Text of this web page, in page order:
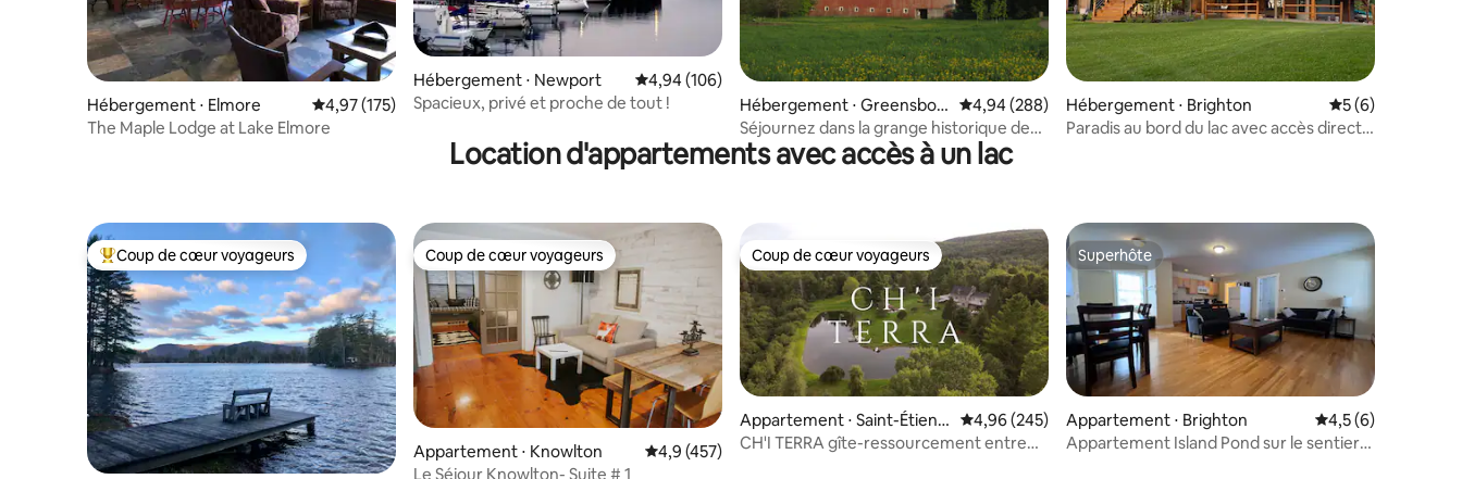
Hébergement ⋅ Elmore Évaluation moyenne sur la base de 175 commentaires : 4,97 sur 5
4,97 (175)
The Maple Lodge at Lake Elmore
Hébergement ⋅ Newport Évaluation moyenne sur la base de 106 commentaires : 4,94 sur 5
4,94 (106)
Spacieux, privé et proche de tout !
Hébergement ⋅ Greensbor
o
Évaluation moyenne sur la base de 288 commentaires : 4,94 sur 5
4,94 (288)
Séjournez dans la grange historique de
Greensboro
Hébergement ⋅ Brighton Évaluation
5 (6)
Paradis au bord du lac avec accès direct
Location d'appartements avec accès à un lac
Coups de cœur voyageurs les plus appréciés
Coup de cœur voyageurs Coup de cœur voyageurs
Coup de cœur voyageurs
Appartement ⋅ Knowlton Évaluation moyenne sur la base de 457 commentaires : 4,9 sur 5
4,9 (457)
Le Séjour Knowlton- Suite # 1
Coup de cœur voyageurs
Coup de cœur voyageurs
Appartement ⋅ Saint-Étienn
e-de-Bolton
Évaluation moyenne sur la base de 245 commentaires : 4,96 sur 5
4,96 (245)
CH'I TERRA gîte-ressourcement entre
Superhôte
Superhôte
Appartement ⋅ Brighton Évaluation
4,5 (6)
Appartement Island Pond sur le sentier